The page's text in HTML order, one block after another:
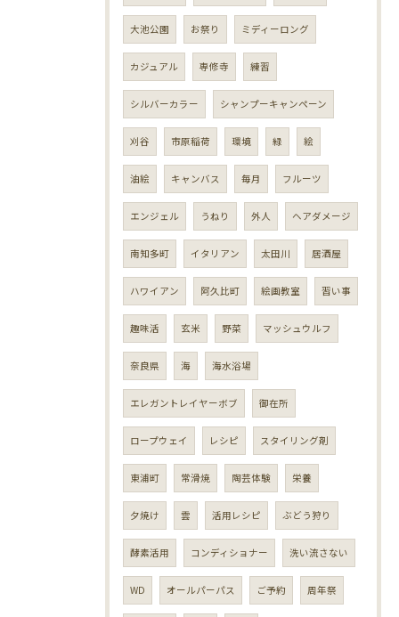
大池公園 お祭り ミディーロング
カジュアル 専修寺 練習
シルバーカラー シャンプーキャンペーン
刈谷 市原稲荷 環境 緑 絵
油絵 キャンバス 毎月 フルーツ
エンジェル うねり 外人 ヘアダメージ
南知多町 イタリアン 太田川 居酒屋
ハワイアン 阿久比町 絵画教室 習い事
趣味活 玄米 野菜 マッシュウルフ
奈良県 海 海水浴場
エレガントレイヤーボブ 御在所
ロープウェイ レシピ スタイリング剤
東浦町 常滑焼 陶芸体験 栄養
夕焼け 雲 活用レシピ ぶどう狩り
酵素活用 コンディショナー 洗い流さない
WD オールパーパス ご予約 周年祭